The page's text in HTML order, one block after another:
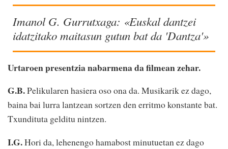
Imanol G. Gurrutxaga: «Euskal dantzei
idatzitako maitasun gutun bat da 'Dantza'»
Urtaroen presentzia nabarmena da filmean zehar.
G.B.Pelikularen hasiera oso ona da. Musikarik ez dago,
baina bai lurra lantzean sortzen den erritmo konstante bat.
Txundituta gelditu nintzen.
I.G.Hori da, lehenengo hamabost minutuetan ez dago